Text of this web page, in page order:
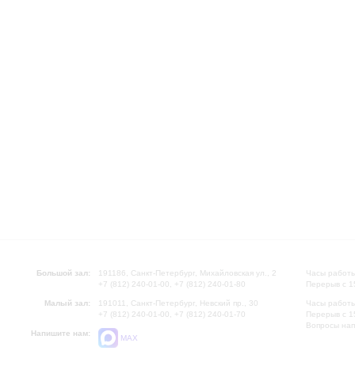
Большой зал:
191186, Санкт-Петербург, Михайловская ул., 2
+7 (812) 240-01-00, +7 (812) 240-01-80
Малый зал:
191011, Санкт-Петербург, Невский пр., 30
+7 (812) 240-01-00, +7 (812) 240-01-70
Напишите нам:
MAX
Часы
Перерыв с
Часы
Перерыв с
Вопросы